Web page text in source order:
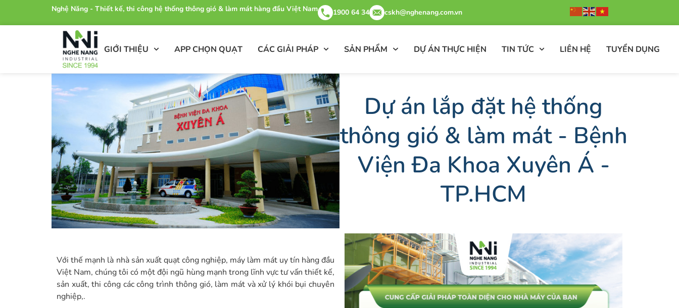
Nghệ Năng - Thiết kế, thi công hệ thống thông gió & làm mát hàng đầu Việt Nam 1900 64 34 cskh@nghenang.com.vn
GIỚI THIỆU APP CHỌN QUẠT CÁC GIẢI PHÁP SẢN PHẨM DỰ ÁN THỰC HIỆN TIN TỨC LIÊN HỆ TUYỂN DỤNG
Dự án lắp đặt hệ thống
thông gió & làm mát - Bệnh
Viện Đa Khoa Xuyên Á -
TP.HCM
Với thế mạnh là nhà sản xuất quạt công nghiệp, máy làm mát uy tín hàng đầu
Việt Nam, chúng tôi có một đội ngũ hùng mạnh trong lĩnh vực tư vấn thiết kế,
sản xuất, thi công các công trình thông gió, làm mát và xử lý khói bụi chuyên
nghiệp,.